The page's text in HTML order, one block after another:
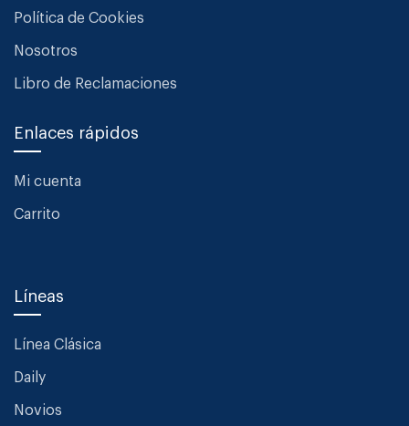
Política de Cookies
Nosotros
Libro de Reclamaciones
Enlaces rápidos
Mi cuenta
Carrito
Líneas
Línea Clásica
Daily
Novios